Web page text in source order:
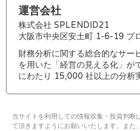
運営会社
株式会社 SPLENDID21
大阪市中央区安土町 1-6-19 プ
財務分析に関する総合的なサー
を用いた「経営の見える化」が
にわたり 15,000 社以上の分析
当サイトを利用しての情報収集・投資判断
て頂きますようにお願いいたします。また